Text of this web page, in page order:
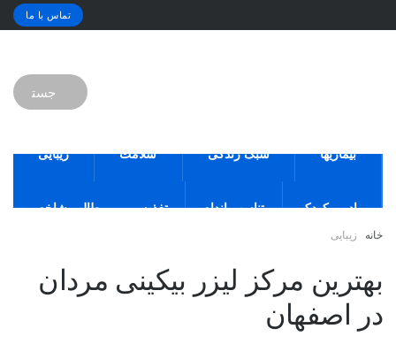
تماس با ما
بیماریها سبک زندگی سلامت زیبایی
مادر و کودک تناسب اندام تغذیه مطالب شاخص
خانه زیبایی
بهترین مرکز لیزر بیکینی مردان
در اصفهان